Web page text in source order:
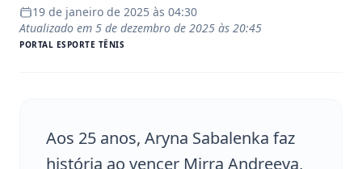
19 de janeiro de 2025 às 04:30
Atualizado em 5 de dezembro de 2025 às 20:45
PORTAL ESPORTE TÊNIS
Aos 25 anos, Aryna Sabalenka faz
história ao vencer Mirra Andreeva,